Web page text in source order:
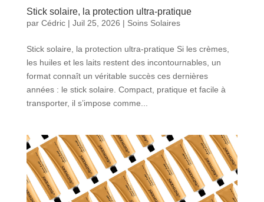
Stick solaire, la protection ultra-pratique
par Cédric| Juil 25, 2026 | Soins Solaires
Stick solaire, la protection ultra-pratique Si les crèmes,
les huiles et les laits restent des incontournables, un
format connaît un véritable succès ces dernières
années : le stick solaire. Compact, pratique et facile à
transporter, il s’impose comme...